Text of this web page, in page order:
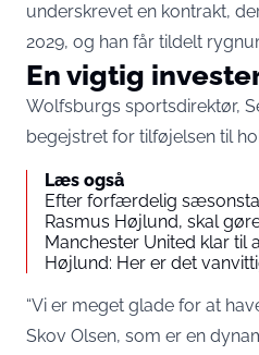
underskrevet en kontrakt,
2029, og han får tildelt
En vigtig
Wolfsburgs sportsdirektør,
begejstret for tilføjelsen til
Læs også
Efter forfærdelig
Rasmus Højlund, skal
Manchester United klar til
Højlund: Her er det
“Vi er meget glade for at
Skov Olsen, som er en